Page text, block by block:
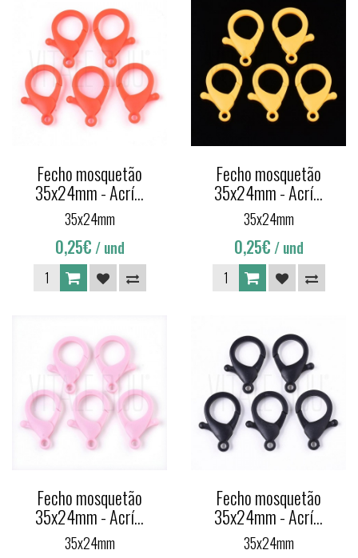
Fecho mosquetão
35x24mm - Acrí...
35x24mm
0,25€ / und
Fecho mosquetão
35x24mm - Acrí...
35x24mm
0,25€ / und
Fecho mosquetão
35x24mm - Acrí...
35x24mm
Fecho mosquetão
35x24mm - Acrí...
35x24mm